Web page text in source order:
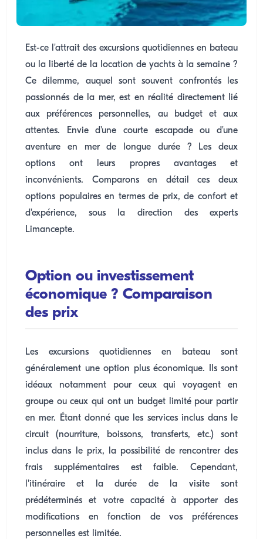
Est-ce l'attrait des excursions quotidiennes en bateau
ou la liberté de la location de yachts à la semaine ?
Ce dilemme, auquel sont souvent confrontés les
passionnés de la mer, est en réalité directement lié
aux préférences personnelles, au budget et aux
attentes. Envie d'une courte escapade ou d'une
aventure en mer de longue durée ? Les deux
options ont leurs propres avantages et
inconvénients. Comparons en détail ces deux
options populaires en termes de prix, de confort et
d'expérience, sous la direction des experts
Limancepte.
Option ou investissement
économique ? Comparaison
des prix
Les excursions quotidiennes en bateau sont
généralement une option plus économique. Ils sont
idéaux notamment pour ceux qui voyagent en
groupe ou ceux qui ont un budget limité pour partir
en mer. Étant donné que les services inclus dans le
circuit (nourriture, boissons, transferts, etc.) sont
inclus dans le prix, la possibilité de rencontrer des
frais supplémentaires est faible. Cependant,
l'itinéraire et la durée de la visite sont
prédéterminés et votre capacité à apporter des
modifications en fonction de vos préférences
personnelles est limitée.